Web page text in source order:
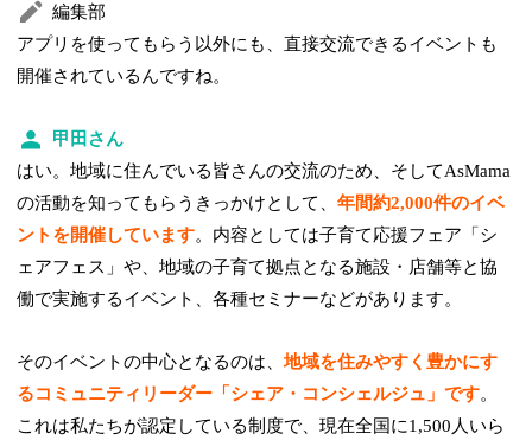
編集部
アプリを使ってもらう以外にも、直接交流できるイベントも
開催されているんですね。
甲田さん
はい。地域に住んでいる皆さんの交流のため、そしてAsMama
の活動を知ってもらうきっかけとして、年間約2,000件のイベ
ントを開催しています。内容としては子育て応援フェア「シ
ェアフェス」や、地域の子育て拠点となる施設・店舗等と協
働で実施するイベント、各種セミナーなどがあります。
そのイベントの中心となるのは、地域を住みやすく豊かにす
るコミュニティリーダー「シェア・コンシェルジュ」です。
これは私たちが認定している制度で、現在全国に1,500人いら